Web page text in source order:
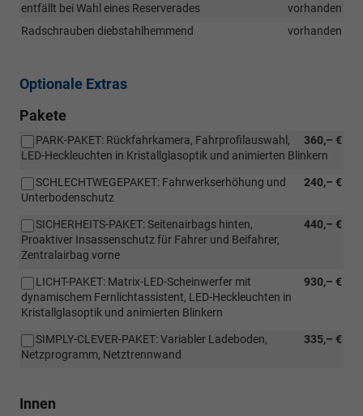
entfällt bei Wahl eines Reserverades
vorhanden
Radschrauben diebstahlhemmend
vorhanden
Optionale Extras
Pakete
360,– €
PARK-PAKET: Rückfahrkamera, Fahrprofilauswahl,
LED-Heckleuchten in Kristallglasoptik und animierten Blinkern
240,– €
SCHLECHTWEGEPAKET: Fahrwerkserhöhung und
Unterbodenschutz
440,– €
SICHERHEITS-PAKET: Seitenairbags hinten,
Proaktiver Insassenschutz für Fahrer und Beifahrer,
Zentralairbag vorne
930,– €
LICHT-PAKET: Matrix-LED-Scheinwerfer mit
dynamischem Fernlichtassistent, LED-Heckleuchten in
Kristallglasoptik und animierten Blinkern
335,– €
SIMPLY-CLEVER-PAKET: Variabler Ladeboden,
Netzprogramm, Netztrennwand
Innen